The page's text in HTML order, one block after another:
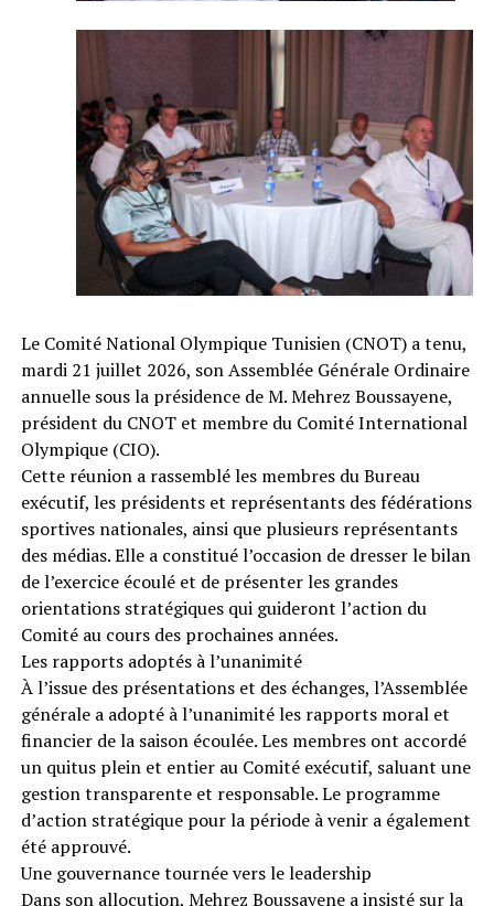
Le Comité National Olympique Tunisien (CNOT) a tenu,
mardi 21 juillet 2026, son Assemblée Générale Ordinaire
annuelle sous la présidence de M. Mehrez Boussayene,
président du CNOT et membre du Comité International
Olympique (CIO).
Cette réunion a rassemblé les membres du Bureau
exécutif, les présidents et représentants des fédérations
sportives nationales, ainsi que plusieurs représentants
des médias. Elle a constitué l’occasion de dresser le bilan
de l’exercice écoulé et de présenter les grandes
orientations stratégiques qui guideront l’action du
Comité au cours des prochaines années.
Les rapports adoptés à l’unanimité
À l’issue des présentations et des échanges, l’Assemblée
générale a adopté à l’unanimité les rapports moral et
financier de la saison écoulée. Les membres ont accordé
un quitus plein et entier au Comité exécutif, saluant une
gestion transparente et responsable. Le programme
d’action stratégique pour la période à venir a également
été approuvé.
Une gouvernance tournée vers le leadership
Dans son allocution, Mehrez Boussayene a insisté sur la